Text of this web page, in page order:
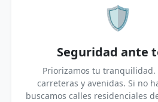
🛡️
Seguridad ante
Priorizamos tu tranquilidad.
carreteras y avenidas. Si no
buscamos calles residenciales